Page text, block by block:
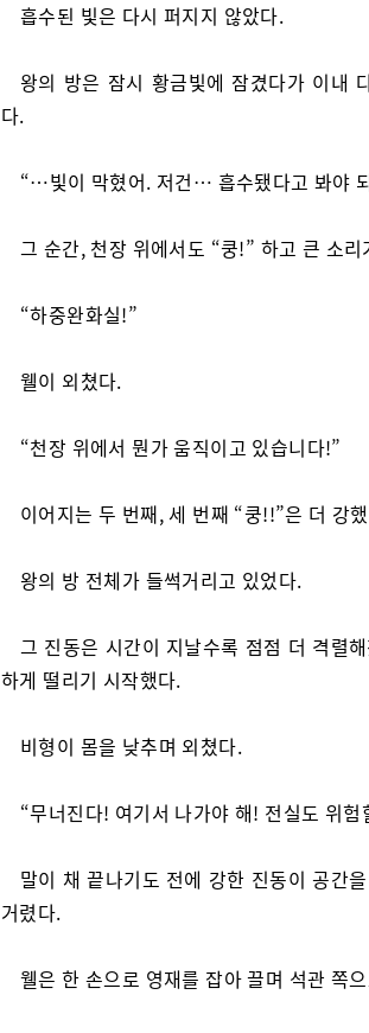
흡수된 빛은 다시 퍼지지 않았다.
왕의 방은 잠시 황금빛에 잠겼다가 이내
다.
“…빛이 막혔어. 저건… 흡수됐다고 봐야
그 순간, 천장 위에서도 “쿵!” 하고 큰 소리
“하중완화실!”
웰이 외쳤다.
“천장 위에서 뭔가 움직이고 있습니다!”
이어지는 두 번째, 세 번째 “쿵!!”은 더 강
왕의 방 전체가 들썩거리고 있었다.
그 진동은 시간이 지날수록 점점 더 격렬
하게 떨리기 시작했다.
비형이 몸을 낮추며 외쳤다.
“무너진다! 여기서 나가야 해! 전실도 위
말이 채 끝나기도 전에 강한 진동이 공간
거렸다.
웰은 한 손으로 영재를 잡아 끌며 석관 쪽